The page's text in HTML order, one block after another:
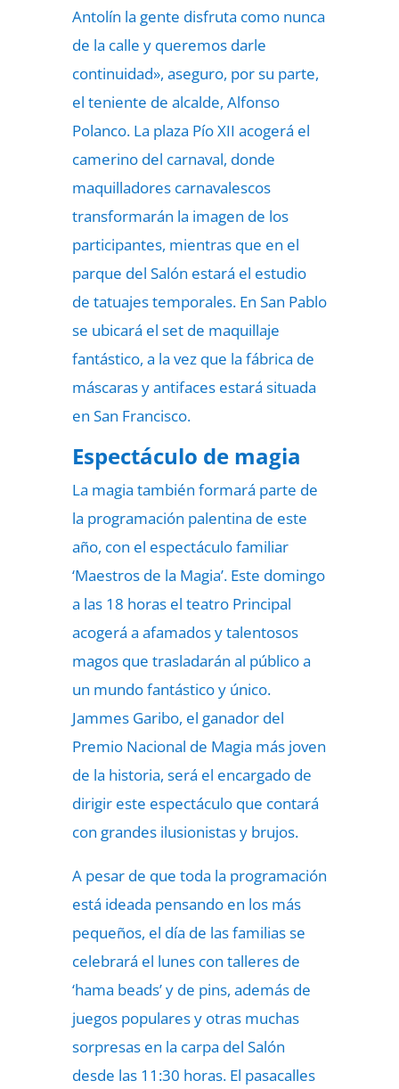
Antolín la gente disfruta como nunca
de la calle y queremos darle
continuidad», aseguro, por su parte,
el teniente de alcalde, Alfonso
Polanco. La plaza Pío XII acogerá el
camerino del carnaval, donde
maquilladores carnavalescos
transformarán la imagen de los
participantes, mientras que en el
parque del Salón estará el estudio
de tatuajes temporales. En San Pablo
se ubicará el set de maquillaje
fantástico, a la vez que la fábrica de
máscaras y antifaces estará situada
en San Francisco.
Espectáculo de magia
La magia también formará parte de
la programación palentina de este
año, con el espectáculo familiar
‘Maestros de la Magia’. Este domingo
a las 18 horas el teatro Principal
acogerá a afamados y talentosos
magos que trasladarán al público a
un mundo fantástico y único.
Jammes Garibo, el ganador del
Premio Nacional de Magia más joven
de la historia, será el encargado de
dirigir este espectáculo que contará
con grandes ilusionistas y brujos.
A pesar de que toda la programación
está ideada pensando en los más
pequeños, el día de las familias se
celebrará el lunes con talleres de
‘hama beads’ y de pins, además de
juegos populares y otras muchas
sorpresas en la carpa del Salón
desde las 11:30 horas. El pasacalles